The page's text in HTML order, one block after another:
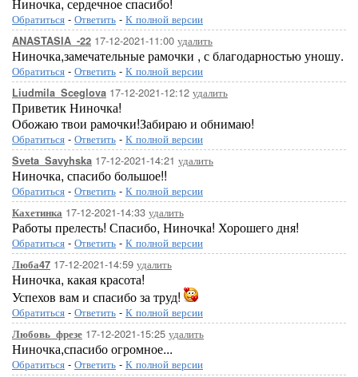
Обратиться - Ответить - К полной версии
ANASTASIA_-22 17-12-2021-11:00 удалить
Ниночка,замечательные рамочки , с благодарностью уношу.
Обратиться - Ответить - К полной версии
Liudmila_Sceglova 17-12-2021-12:12 удалить
Приветик Ниночка!
Обожаю твои рамочки!Забираю и обнимаю!
Обратиться - Ответить - К полной версии
Sveta_Savyhska 17-12-2021-14:21 удалить
Ниночка, спасибо большое!!
Обратиться - Ответить - К полной версии
Кахетинка 17-12-2021-14:33 удалить
Работы прелесть! Спасибо, Ниночка! Хорошего дня!
Обратиться - Ответить - К полной версии
Люба47 17-12-2021-14:59 удалить
Ниночка, какая красота!
Успехов вам и спасибо за труд!
Обратиться - Ответить - К полной версии
Любовь_фрезе 17-12-2021-15:25 удалить
Ниночка,спасибо огромное...
Обратиться - Ответить - К полной версии